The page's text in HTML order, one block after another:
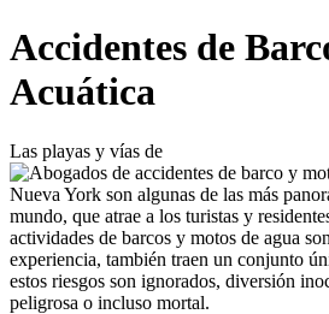
Accidentes de
Acuática
Las playas y vías de
Nueva York son algunas de las más
mundo, que atrae a los turistas y
actividades de barcos y motos de agua
experiencia, también traen un conjunto
estos riesgos son ignorados, diversión
peligrosa o incluso mortal.